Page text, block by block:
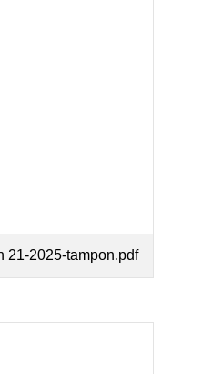
21-2025-tampon.pdf